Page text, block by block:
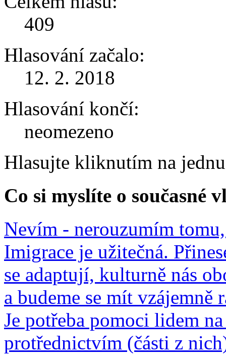
409
Hlasování začalo:
12. 2. 2018
Hlasování končí:
neomezeno
Hlasujte kliknutím na
Co si myslíte o současné
Nevím - nerouzumím
Imigrace je užitečná.
se adaptují, kulturně nás
a budeme se mít vzájemně
Je potřeba pomoci lidem
protřednictvím (části z